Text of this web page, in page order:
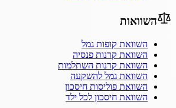
השוואות
השוואת קופות גמל
השוואת קרנות פנסיה
השוואת קרנות השתלמות
השוואת גמל להשקעה
השוואת פוליסות חיסכון
השוואת חיסכון לכל ילד